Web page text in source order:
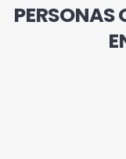
PERSONAS